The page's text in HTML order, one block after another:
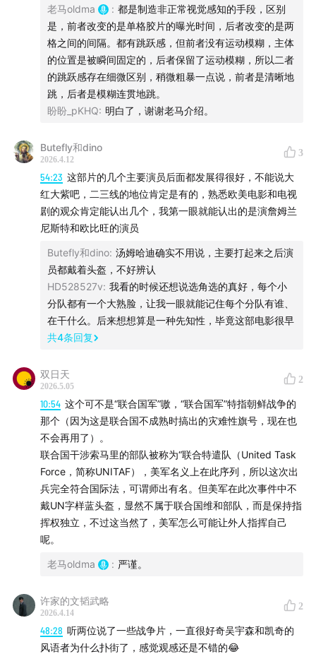
看电影是知觉经验的传递
子弹的远近
汤姆·甘宁的运作美学
观看复杂系统的运转或崩溃
也是熵增和失序
伊齐亚克的滤镜
《杀人短片》和《两生花》
黄褐色的主城区
蓝绿色的美军基地
跳漂白对应感知经验
高潮段落的病态绿色
调整快门的开角
去掉运动模糊
《全金属外壳》的开创
《拯救大兵瑞恩》的发扬光大
01:24:58和《拯救大兵瑞恩》比较
群像，没有人物弧线
战场带给人的断裂经验
《细细的红线》
星条旗在飘扬
斯科特从不做编剧
他是一个影像导演，不是思想导演
和斯皮尔伯格较劲
战争电影上帝视角的发展历史
人的生命力
阿吴不喜欢弘扬价值观的作品
老马oldma : 都是制造非正常视觉感知的手段，区别
是，前者改变的是单格胶片的曝光时间，后者改变的是两
格之间的间隔。都有跳跃感，但前者没有运动模糊，主体
的位置是被瞬间固定的，后者保留了运动模糊，所以二者
的跳跃感存在细微区别，稍微粗暴一点说，前者是清晰地
跳，后者是模糊连贯地跳。
盼盼_pKHQ: 明白了，谢谢老马介绍。
Butefly和dino
2026.4.12
3
54:23 这部片的几个主要演员后面都发展得很好，不能说大
红大紫吧，二三线的地位肯定是有的，熟悉欧美电影和电视
剧的观众肯定能认出几个，我第一眼就能认出的是演詹姆兰
尼斯特和欧比旺的演员
Butefly和dino: 汤姆哈迪确实不用说，主要打起来之后演
员都戴着头盔，不好辨认
HD528527v: 我看的时候还想说选角选的真好，每个小
分队都有一个大熟脸，让我一眼就能记住每个分队有谁、
在干什么。后来想想算是一种先知性，毕竟这部电影很早
共4条回复
双日天
2026.5.05
2
10:54 这个可不是“联合国军”嗷，“联合国军”特指朝鲜战争的
那个（因为这是联合国不成熟时搞出的灾难性旗号，现在也
不会再用了）。
联合国干涉索马里的部队被称为“联合特遣队（United Task
Force，简称UNITAF），美军名义上在此序列，所以这次出
兵完全符合国际法，可谓师出有名。但美军在此次事件中不
戴UN字样蓝头盔，显然不属于联合国维和部队，而是保持指
挥权独立，不过这当然了，美军怎么可能让外人指挥自己
呢。
老马oldma : 严谨。
许家的文韬武略
2026.4.14
2
48:28 听两位说了一些战争片，一直很好奇吴宇森和凯奇的
风语者为什么扑街了，感觉观感还是不错的😂